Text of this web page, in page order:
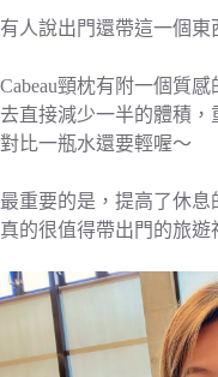
有人說出門還帶這一個東
Cabeau頸枕有附一個質
去直接減少一半的體積，
對比一瓶水還要輕喔～
最重要的是，提高了休
真的很值得帶出門的旅遊